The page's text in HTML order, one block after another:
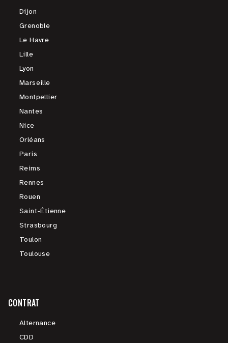
Dijon
Grenoble
Le Havre
Lille
Lyon
Marseille
Montpellier
Nantes
Nice
Orléans
Paris
Reims
Rennes
Rouen
Saint-Étienne
Strasbourg
Toulon
Toulouse
CONTRAT
Alternance
CDD